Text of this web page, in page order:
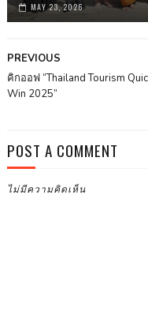
MAY 23, 2026
PREVIOUS
คิกออฟ “Thailand Tourism
Win 2025”
POST A COMMENT
ไม่มีความคิดเห็น